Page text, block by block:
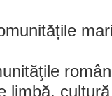
limbă,